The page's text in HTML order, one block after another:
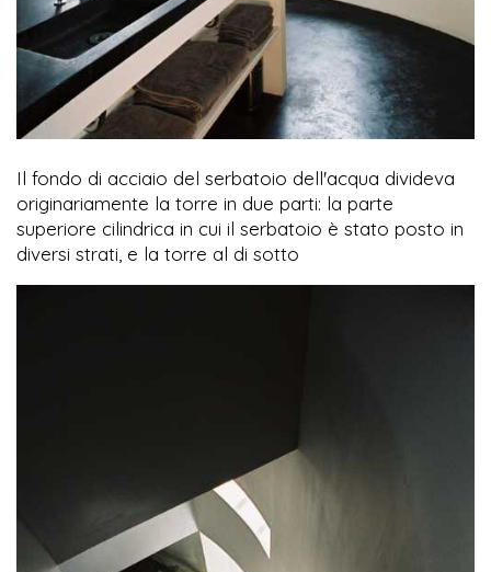
Il fondo di acciaio del serbatoio dell'acqua divideva
originariamente la torre in due parti: la parte
superiore cilindrica in cui il serbatoio è stato posto in
diversi strati, e la torre al di sotto